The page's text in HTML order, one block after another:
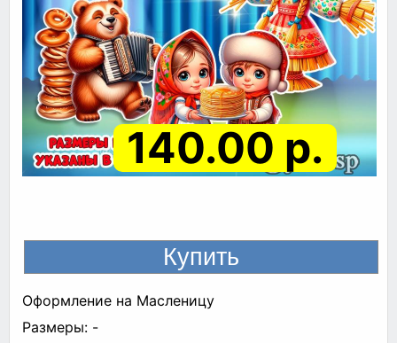
140.00 р.
Оформление на Масленицу
Размеры: -